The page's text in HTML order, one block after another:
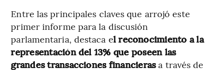
Entre las principales claves que arrojó este
primer informe para la discusión
parlamentaria, destaca el reconocimiento a la
representación del 13% que poseen las
grandes transacciones financierasa través de